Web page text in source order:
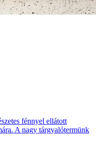
fénnyel ellátott
A nagy tárgyalótermünk